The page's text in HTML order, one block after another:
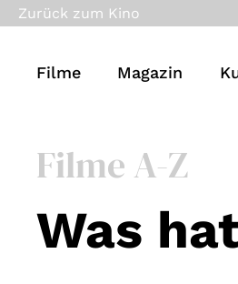
Zurück zum Kino
Filme Magazin
Filme A-Z
Was